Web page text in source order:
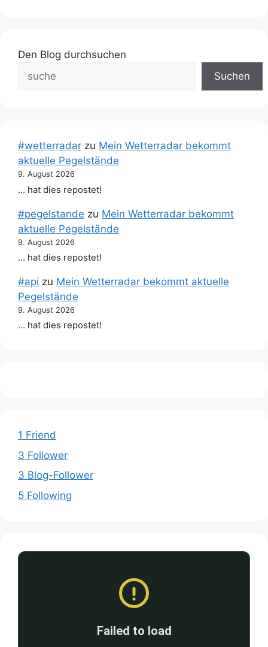
Den Blog durchsuchen
Suchen
#wetterradar zu Mein Wetterradar bekommt
aktuelle Pegelstände
9. August 2026
… hat dies repostet!
#pegelstande zu Mein Wetterradar bekommt
aktuelle Pegelstände
9. August 2026
… hat dies repostet!
#api zu Mein Wetterradar bekommt aktuelle
Pegelstände
9. August 2026
… hat dies repostet!
1 Friend
3 Follower
3 Blog-Follower
5 Following